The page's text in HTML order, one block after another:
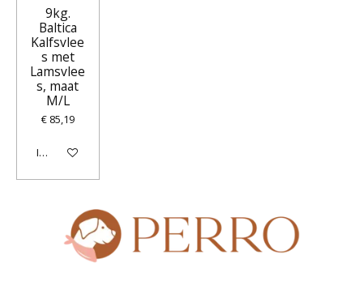
9kg.
Baltica
Kalfsvlee
s met
Lamsvlee
s, maat
M/L
€ 85,19
In winkelwagen